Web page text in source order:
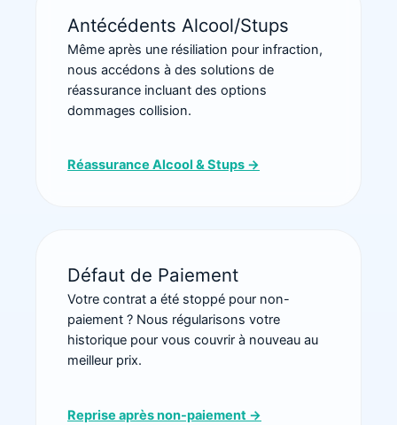
Antécédents Alcool/Stups
Même après une résiliation pour infraction,
nous accédons à des solutions de
réassurance incluant des options
dommages collision.
Réassurance Alcool & Stups →
Défaut de Paiement
Votre contrat a été stoppé pour non-
paiement ? Nous régularisons votre
historique pour vous couvrir à nouveau au
meilleur prix.
Reprise après non-paiement →